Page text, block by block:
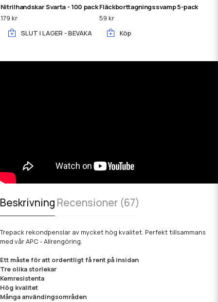
Nitrilhandskar Svarta - 100 pack
179 kr
SLUT I LAGER - BEVAKA
Fläckborttagningssvamp 5-pack
59 kr
Köp
Beskrivning Recensioner (67)
Trepack rekondpenslar av mycket hög kvalitet. Perfekt tillsammans
med vår APC - Allrengöring.
Ett måste för att ordentligt få rent på insidan
Tre olika storlekar
Kemresistenta
Hög kvalitet
Många användingsområden